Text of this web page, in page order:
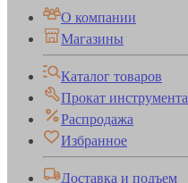
О компании
Магазины
Каталог товаров
Прокат инструмента
Распродажа
Избранное
Доставка и подъем